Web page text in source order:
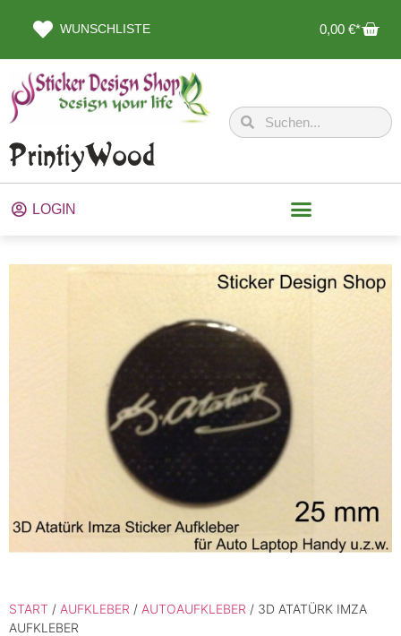
WUNSCHLISTE 0,00 €
LOGIN
START / AUFKLEBER / AUTOAUFKLEBER / 3D ATATÜRK IMZA
AUFKLEBER